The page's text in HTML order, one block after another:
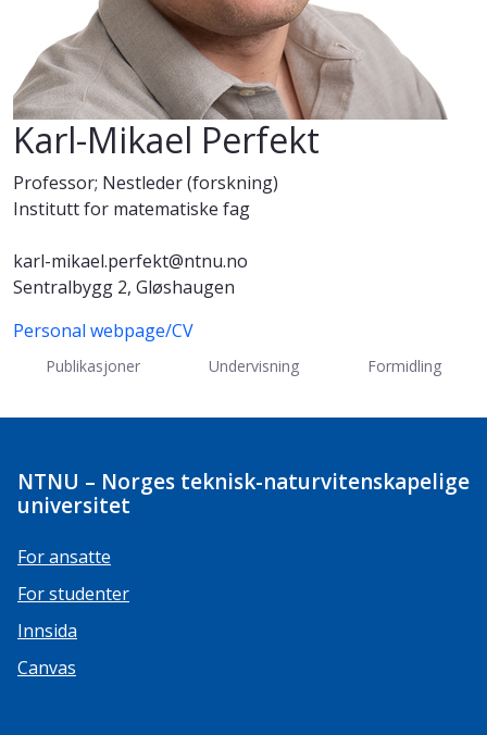
Karl-Mikael Perfekt
Professor; Nestleder (forskning)
Institutt for matematiske fag
karl-mikael.perfekt@ntnu.no
Sentralbygg 2, Gløshaugen
Personal webpage/CV
Publikasjoner Undervisning Formidling
NTNU – Norges teknisk-naturvitenskapelige
universitet
For ansatte
For studenter
Innsida
Canvas